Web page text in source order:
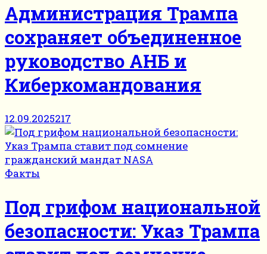
Администрация Трампа
сохраняет объединенное
руководство АНБ и
Киберкомандования
12.09.2025217
Факты
Под грифом национальной
безопасности: Указ Трампа